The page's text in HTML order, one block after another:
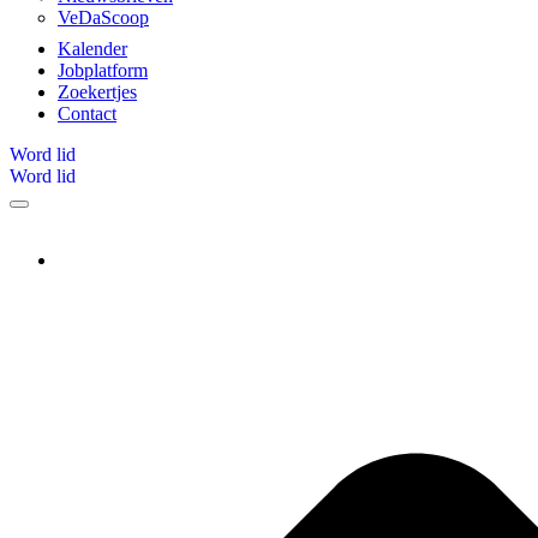
VeDaScoop
Kalender
Jobplatform
Zoekertjes
Contact
Word lid
Word lid